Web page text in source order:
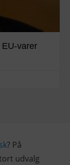
varer
? På
udvalg